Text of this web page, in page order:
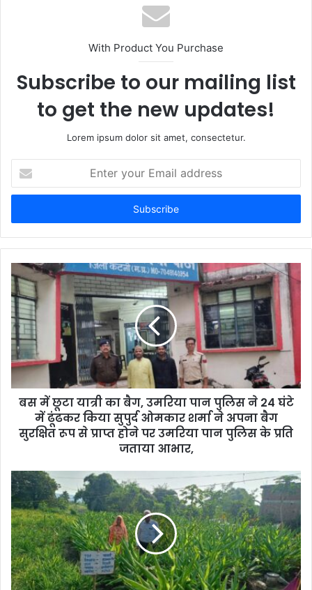
s
i
e
With Product You Purchase
Subscribe to our mailing list
to get the new updates!
Lorem ipsum dolor sit amet, consectetur.
t
r
y
r
E
m
a
i
l
a
d
बस में छूटा यात्री का बैग, उमरिया पान पुलिस ने 24 घंटे
में ढूंढकर किया सुपुर्द ओमकार शर्मा ने अपना बैग
सुरक्षित रूप से प्राप्त होने पर उमरिया पान पुलिस के प्रति
जताया आभार,